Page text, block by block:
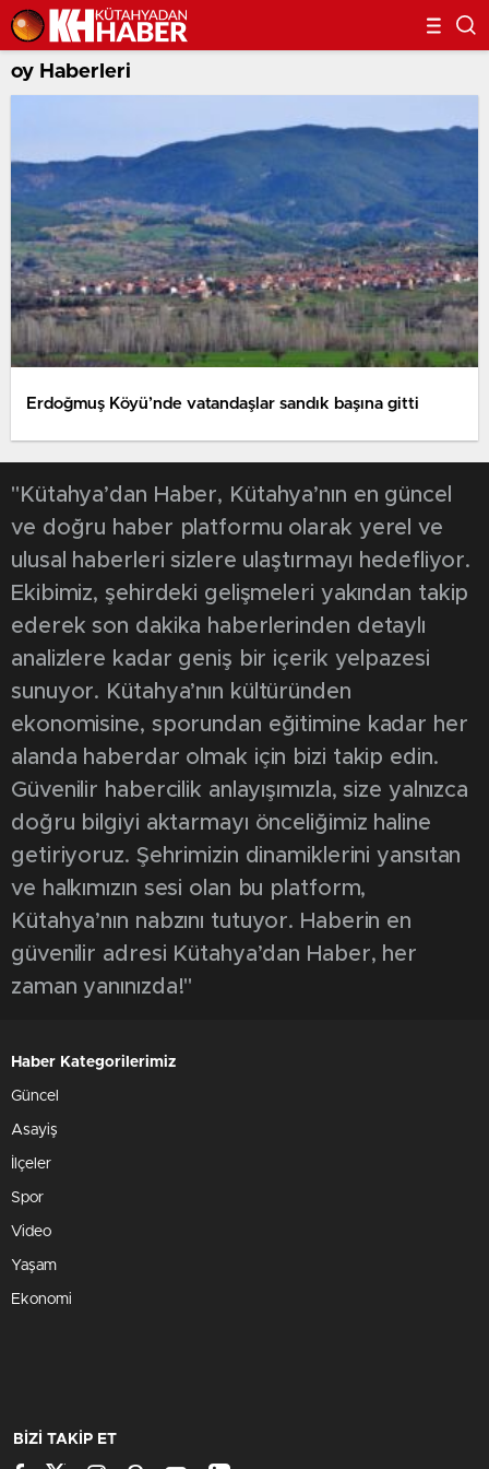
oy Haberleri
Erdoğmuş Köyü’nde vatandaşlar sandık başına gitti
"Kütahya’dan Haber, Kütahya’nın en güncel
ve doğru haber platformu olarak yerel ve
ulusal haberleri sizlere ulaştırmayı hedefliyor.
Ekibimiz, şehirdeki gelişmeleri yakından takip
ederek son dakika haberlerinden detaylı
analizlere kadar geniş bir içerik yelpazesi
sunuyor. Kütahya’nın kültüründen
ekonomisine, sporundan eğitimine kadar her
alanda haberdar olmak için bizi takip edin.
Güvenilir habercilik anlayışımızla, size yalnızca
doğru bilgiyi aktarmayı önceliğimiz haline
getiriyoruz. Şehrimizin dinamiklerini yansıtan
ve halkımızın sesi olan bu platform,
Kütahya’nın nabzını tutuyor. Haberin en
güvenilir adresi Kütahya’dan Haber, her
zaman yanınızda!"
Haber Kategorilerimiz
Güncel
Asayiş
İlçeler
Spor
Video
Yaşam
Ekonomi
BİZİ TAKİP ET